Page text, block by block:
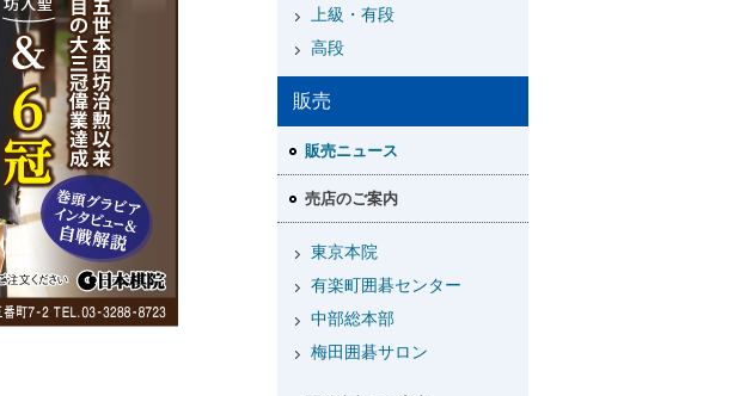
上級・有段
高段
販売
販売ニュース
売店のご案内
東京本院
有楽町囲碁センター
中部総本部
梅田囲碁サロン